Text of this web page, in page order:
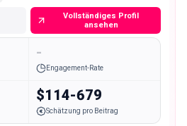
Vollständiges Profil
ansehen
-
Engagement-Rate
$114-679
Schätzung pro Beitrag